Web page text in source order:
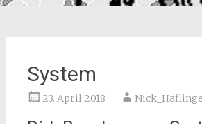
System
23. April 2018